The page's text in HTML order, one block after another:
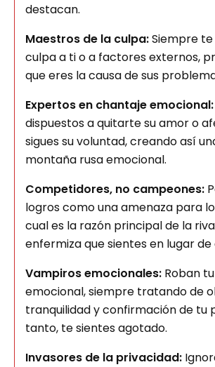
destacan.
Maestros de la culpa:Siempre
culpa a ti o a factores externos,
que eres la causa de sus
Expertos en chantaje emocional:
dispuestos a quitarte su amor o
sigues su voluntad, creando así
montaña rusa emocional.
Competidores, no campeones:
logros como una amenaza para
cual es la razón principal de la
enfermiza que sientes en lugar de
Vampiros emocionales: Roban
emocional, siempre tratando de
tranquilidad y confirmación de tu
tanto, te sientes agotado.
Invasores de la privacidad: